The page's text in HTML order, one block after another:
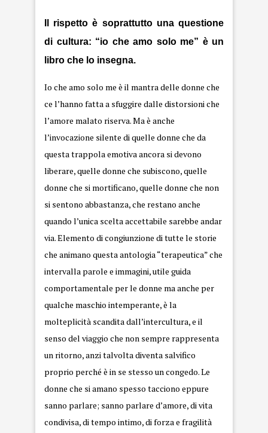
Il rispetto è soprattutto una questione
di cultura: “io che amo solo me” è un
libro che lo insegna.
Io che amo solo me è il mantra delle donne che
ce l’hanno fatta a sfuggire dalle distorsioni che
l’amore malato riserva. Ma è anche
l’invocazione silente di quelle donne che da
questa trappola emotiva ancora si devono
liberare, quelle donne che subiscono, quelle
donne che si mortificano, quelle donne che non
si sentono abbastanza, che restano anche
quando l’unica scelta accettabile sarebbe andar
via. Elemento di congiunzione di tutte le storie
che animano questa antologia “terapeutica” che
intervalla parole e immagini, utile guida
comportamentale per le donne ma anche per
qualche maschio intemperante, è la
molteplicità scandita dall’intercultura, e il
senso del viaggio che non sempre rappresenta
un ritorno, anzi talvolta diventa salvifico
proprio perché è in se stesso un congedo. Le
donne che si amano spesso tacciono eppure
sanno parlare; sanno parlare d’amore, di vita
condivisa, di tempo intimo, di forza e fragilità